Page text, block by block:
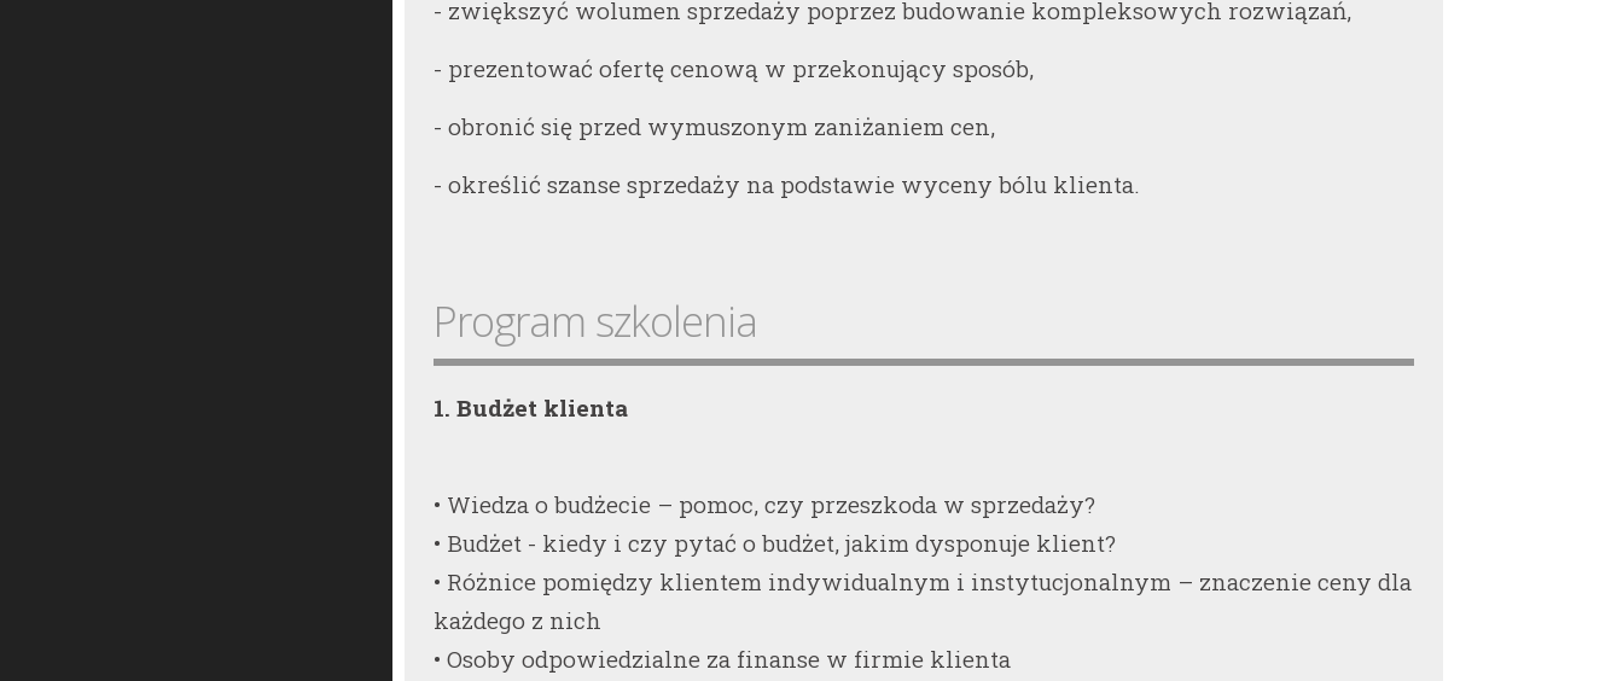
- zwiększyć wolumen sprzedaży poprzez budowanie kompleksowych rozwiązań,
- prezentować ofertę cenową w przekonujący sposób,
- obronić się przed wymuszonym zaniżaniem cen,
- określić szanse sprzedaży na podstawie wyceny bólu klienta.
Program szkolenia
1. Budżet klienta
• Wiedza o budżecie – pomoc, czy przeszkoda w sprzedaży?
• Budżet - kiedy i czy pytać o budżet, jakim dysponuje klient?
• Różnice pomiędzy klientem indywidualnym i instytucjonalnym – znaczenie ceny dla
każdego z nich
• Osoby odpowiedzialne za finanse w firmie klienta